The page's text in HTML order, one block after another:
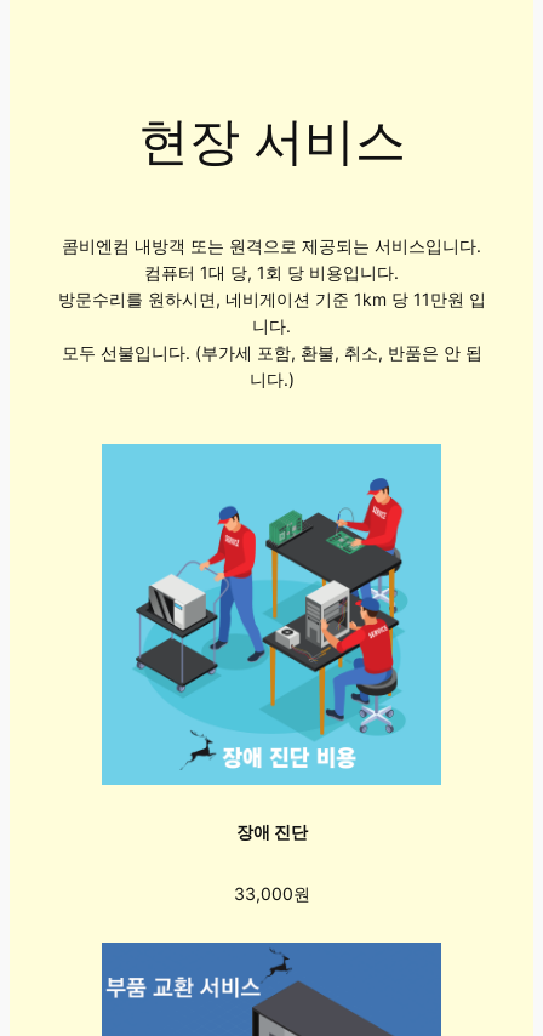
현장 서비스
콤비엔컴 내방객 또는 원격으로 제공되는 서비스입니다.
컴퓨터 1대 당, 1회 당 비용입니다.
방문수리를 원하시면, 네비게이션 기준 1km 당 11만원 입
니다.
모두 선불입니다. (부가세 포함, 환불, 취소, 반품은 안 됩
니다.)
장애 진단
33,000원